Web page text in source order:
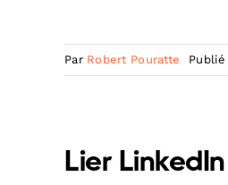
Par Robert Pouratte Publié
Lier